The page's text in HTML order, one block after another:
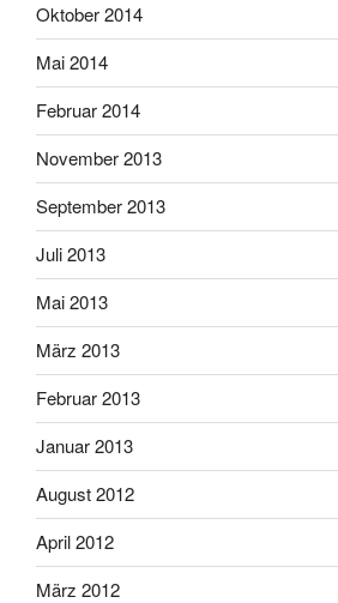
Oktober 2014
Mai 2014
Februar 2014
November 2013
September 2013
Juli 2013
Mai 2013
März 2013
Februar 2013
Januar 2013
August 2012
April 2012
März 2012